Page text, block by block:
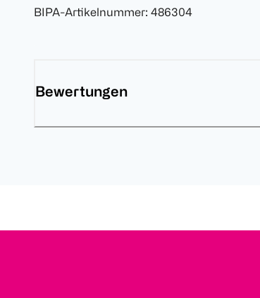
BIPA-Artikelnummer: 486304
Bewertungen